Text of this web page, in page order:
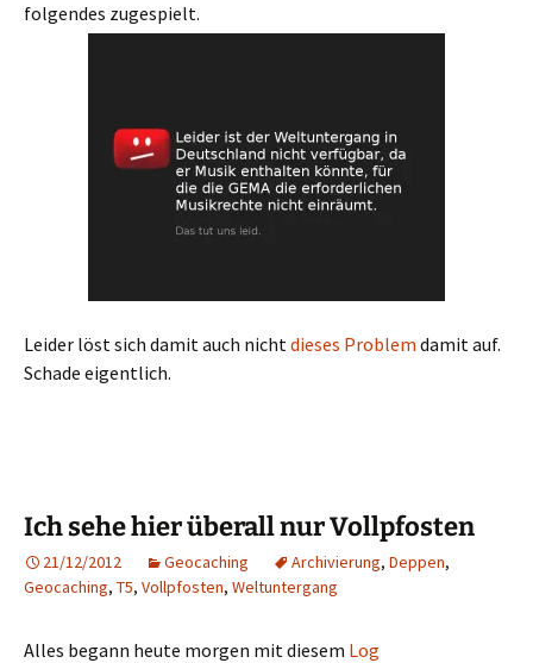
folgendes zugespielt.
Leider löst sich damit auch nichtdieses Problem damit auf.
Schade eigentlich.
Ich sehe hier überall nur Vollpfosten
21/12/2012 Geocaching Archivierung, Deppen,
Geocaching, T5, Vollpfosten, Weltuntergang
Alles begann heute morgen mit diesem Log